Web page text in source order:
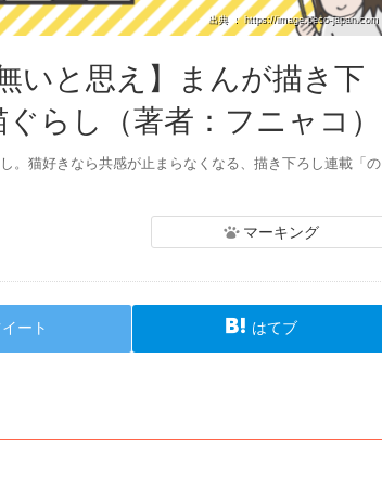
出典 ： https://image.peco-japan.com
いと思え】まんが描き下
らし（著者：フニャコ）
。猫好きなら共感が止まらなくなる、描き下ろし連載「の
マーキング
ート はてブ